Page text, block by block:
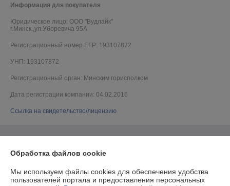
Информация для покупателя
Юридическое лицо: ООО "Вудлайк"
г.Минск.,ул.Уборевича 95А
Регистрационный номер ЕГР: 193107872
УНП: 193107872
Регистрационный орган: Минским горисполком
Дата регистрации компании: 04.02.2016
Ссылка на свидетельство/лицензию
Обработка файлов cookie
Мы используем файлы cookies для обеспечения удобства
пользователей портала и предоставления персональных